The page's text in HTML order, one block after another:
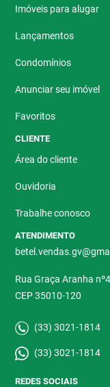
Imóveis para alugar
Lançamentos
Condomínios
Anunciar seu imóvel
Favoritos
CLIENTE
Área do cliente
Ouvidoria
Trabalhe conosco
ATENDIMENTO
Rua Graça Aranha
CEP 35010-120
(33) 3021-1814
(33) 3021-1814
REDES SOCIAIS